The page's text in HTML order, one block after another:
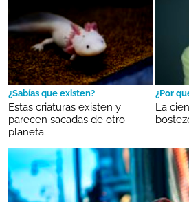
¿Sabías que existen?
Estas criaturas existen y
parecen sacadas de otro
planeta
¿Por
La